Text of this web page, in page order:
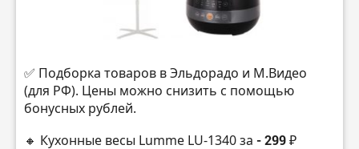
✅ Подборка товаров в Эльдорадо и М.Видео
(для РФ). Цены можно снизить с помощью
бонусных рублей.
🔸 Кухонные весы Lumme LU-1340 за - 299 ₽